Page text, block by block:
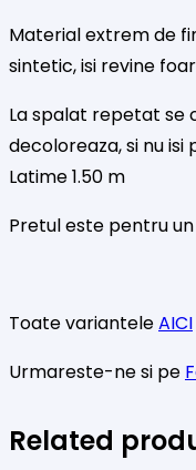
Material extrem de
sintetic, isi revine
La spalat repetat se
decoloreaza, si nu
Latime 1.50 m
Pretul este pentru
Toate varianteleAICI
Urmareste-ne si pe
Related